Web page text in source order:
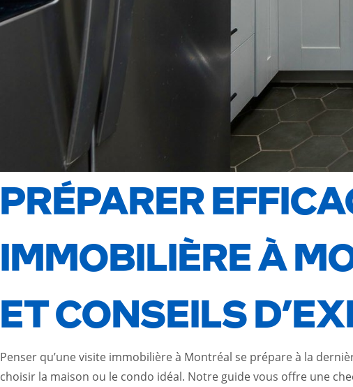
PRÉPARER
IMMOBILIÈRE À
ET CONSEILS
Penser qu’une visite immobilière à Montréal se prépare à la
choisir la maison ou le condo idéal. Notre guide vous offre une